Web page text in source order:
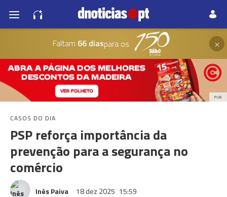
Faltam 66 diaspara os ×
PUB
CASOS DO DIA
PSP reforça importância da
prevenção para a segurança no
comércio
Inês Paiva 18 dez 2025 15:59